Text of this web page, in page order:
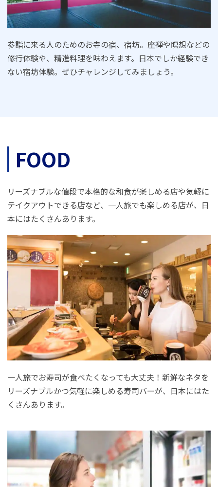
参詣に来る人のためのお寺の宿、宿坊。座禅や瞑想などの
修行体験や、精進料理を味わえます。日本でしか経験でき
ない宿坊体験。ぜひチャレンジしてみましょう。
FOOD
リーズナブルな値段で本格的な和食が楽しめる店や気軽に
テイクアウトできる店など、一人旅でも楽しめる店が、日
本にはたくさんあります。
一人旅でお寿司が食べたくなっても大丈夫！新鮮なネタを
リーズナブルかつ気軽に楽しめる寿司バーが、日本にはた
くさんあります。